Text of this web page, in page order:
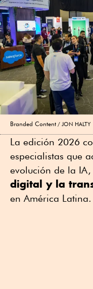
Branded Content JON HALTY
La edición 2026
especialistas que
evolución de la
digital y la
en América Latina.